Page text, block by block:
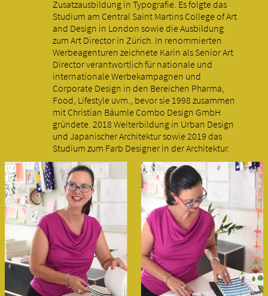
Zusatzausbildung in Typografie. Es folgte das
Studium am Central Saint Martins College of Art
and Design in London sowie die Ausbildung
zum Art Director in Zürich. In renommierten
Werbeagenturen zeichnete Karin als Senior Art
Director verantwortlich für nationale und
internationale Werbekampagnen und
Corporate Design in den Bereichen Pharma,
Food, Lifestyle uvm., bevor sie 1998 zusammen
mit Christian Bäumle Combo Design GmbH
gründete. 2018 Weiterbildung in Urban Design
und Japanischer Architektur sowie 2019 das
Studium zum Farb Designer in der Architektur.